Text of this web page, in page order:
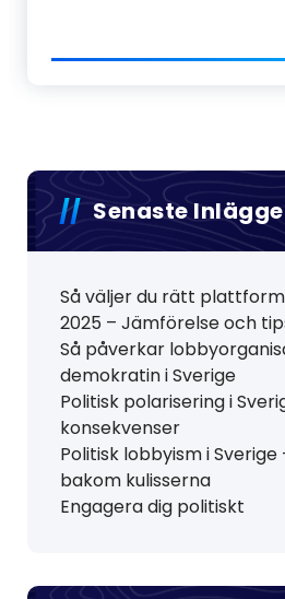
Senaste
Så väljer du rätt
2025 – Jämförelse och
Så påverkar
demokratin i Sverige
Politisk polarisering i
konsekvenser
Politisk lobbyism i
bakom kulisserna
Engagera dig politiskt